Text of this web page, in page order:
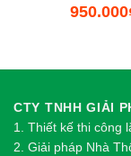
950.000
CTY TNHH GIẢI
1. Thiết kế thi công l
2. Giải pháp Nhà